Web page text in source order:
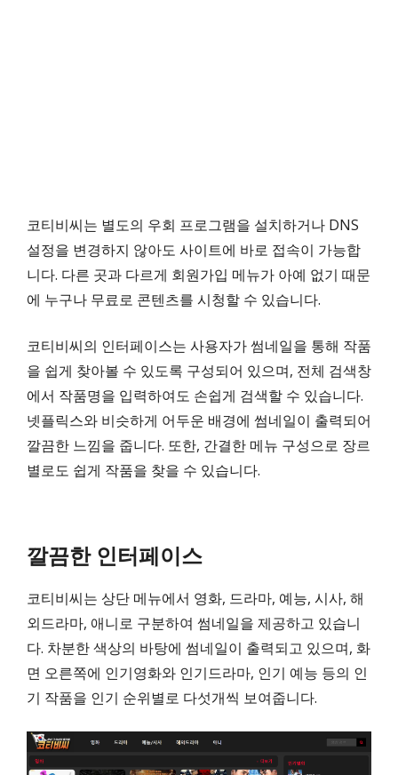
코티비씨는 별도의 우회 프로그램을 설치하거나 DNS
설정을 변경하지 않아도 사이트에 바로 접속이 가능합
니다. 다른 곳과 다르게 회원가입 메뉴가 아예 없기 때문
에 누구나 무료로 콘텐츠를 시청할 수 있습니다.
코티비씨의 인터페이스는 사용자가 썸네일을 통해 작품
을 쉽게 찾아볼 수 있도록 구성되어 있으며, 전체 검색창
에서 작품명을 입력하여도 손쉽게 검색할 수 있습니다.
넷플릭스와 비슷하게 어두운 배경에 썸네일이 출력되어
깔끔한 느낌을 줍니다. 또한, 간결한 메뉴 구성으로 장르
별로도 쉽게 작품을 찾을 수 있습니다.
깔끔한 인터페이스
코티비씨는 상단 메뉴에서 영화, 드라마, 예능, 시사, 해
외드라마, 애니로 구분하여 썸네일을 제공하고 있습니
다. 차분한 색상의 바탕에 썸네일이 출력되고 있으며, 화
면 오른쪽에 인기영화와 인기드라마, 인기 예능 등의 인
기 작품을 인기 순위별로 다섯개씩 보여줍니다.